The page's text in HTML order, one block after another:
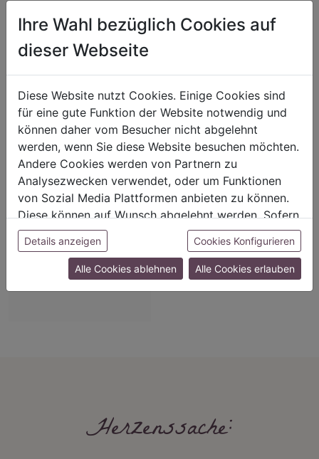
NB Ring/innen 23cm
Art.-Nr.: 3401900
B:34cm H:5cm
Für Preisangaben bitte
Herzenssache:
Ihre Wahl bezüglich Cookies auf
dieser Webseite
Diese Website nutzt Cookies. Einige Cookies sind
für eine gute Funktion der Website notwendig und
können daher vom Besucher nicht abgelehnt
werden, wenn Sie diese Website besuchen möchten.
Andere Cookies werden von Partnern zu
Analysezwecken verwendet, oder um Funktionen
von Sozial Media Plattformen anbieten zu können.
Diese können auf Wunsch abgelehnt werden. Sofern
sie unsere Webseite weiter nutzen, geben Sie
Einwilligung zu unseren Cookies.
Details anzeigen Cookies Konfigurieren
Alle Cookies ablehnen Alle Cookies erlauben